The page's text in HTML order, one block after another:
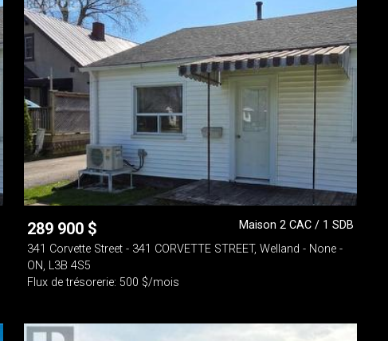
289 900 $
Maison 2 CAC / 1 SDB
341 Corvette Street - 341 CORVETTE STREET, Welland - None -
ON, L3B 4S5
Flux de trésorerie: 500 $/mois